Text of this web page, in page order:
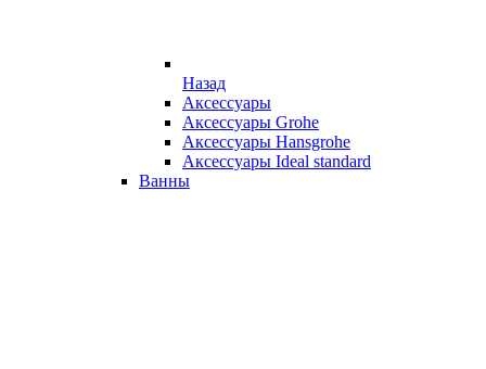
Назад
Аксессуары
Аксессуары Grohe
Аксессуары Hansgrohe
Аксессуары Ideal standard
Ванны